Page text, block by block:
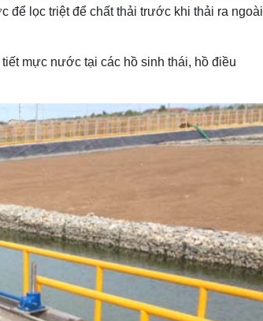
để lọc triệt để chất thải trước khi thải ra ngoài
mực nước tại các hồ sinh thái, hồ điều